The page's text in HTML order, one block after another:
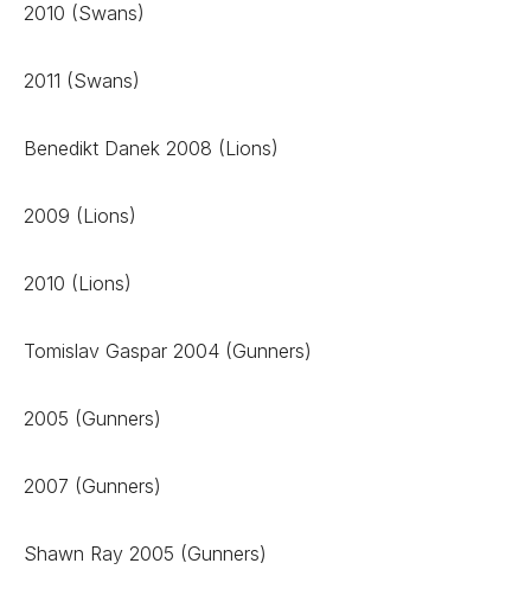
2010 (Swans)
2011 (Swans)
Benedikt Danek 2008 (Lions)
2009 (Lions)
2010 (Lions)
Tomislav Gaspar 2004 (Gunners)
2005 (Gunners)
2007 (Gunners)
Shawn Ray 2005 (Gunners)